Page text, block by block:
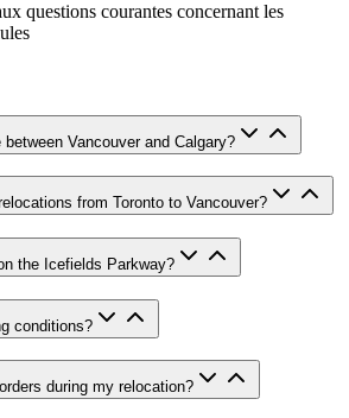
questions courantes concernant les
Vancouver and Calgary?
from Toronto to Vancouver?
the Icefields Parkway?
conditions?
during my relocation?